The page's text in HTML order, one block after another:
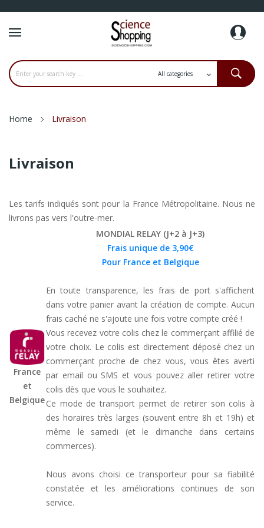
Home Livraison
Livraison
Les tarifs indiqués sont pour la France Métropolitaine. Nous ne
livrons pas vers l'outre-mer.
France
et
Belgique
MONDIAL RELAY (J+2 à J+3)
Frais unique de 3,90€
Pour France et Belgique
En toute transparence, les frais de port s'affichent
dans votre panier avant la création de compte. Aucun
frais caché ne s'ajoute une fois votre compte créé !
Vous recevez votre colis chez le commerçant affilié de
votre choix. Le colis est directement déposé chez un
commerçant proche de chez vous, vous êtes averti
par email ou SMS et vous pouvez aller retirer votre
colis dès que vous le souhaitez.
Ce mode de transport permet de retirer son colis à
des horaires très larges (souvent entre 8h et 19h) et
même le samedi (et le dimanche dans certains
commerces).
Nous avons choisi ce transporteur pour sa fiabilité
constatée et les améliorations continues de son
service.